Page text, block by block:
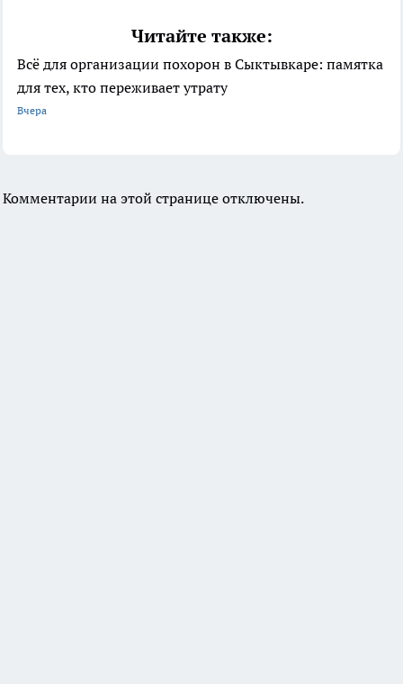
Читайте также:
Всё для организации похорон в Сыктывкаре: памятка
для тех, кто переживает утрату
Вчера
Комментарии на этой странице отключены.